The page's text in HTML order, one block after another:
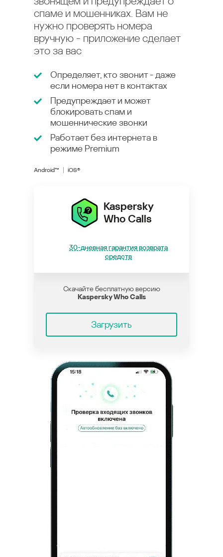
спаме и мошенниках. Вам не
нужно проверять номера
вручную - приложение сделает
это за вас
Определяет, кто звонит - даже
если номера нет в контактах
Предупреждает и может
блокировать спам и
мошеннические звонки
Работает без интернета в
режиме Premium
Android™ iOS®
Kaspersky
Who Calls
30-дневная гарантия возврата
средств
Скачайте бесплатную версию
Kaspersky Who Calls
Загрузить